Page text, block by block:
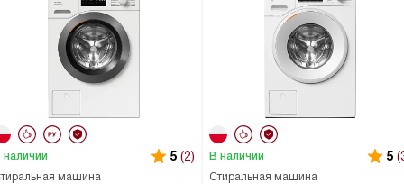
машина
наличии 5 (2)
Стиральная машина
В наличии 5